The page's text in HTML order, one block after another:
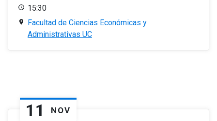
15:30
Facultad de Ciencias Económicas y
Administrativas UC
11 NOV